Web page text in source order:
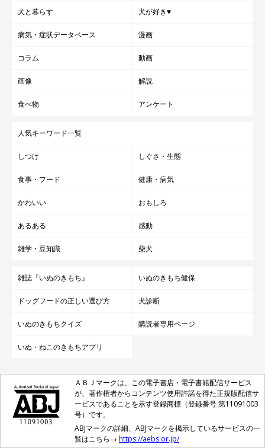
犬と暮らす 犬が好き♥
病気・症状データベース 漫画
コラム 動画
画像 解説
食べ物 アンケート
人気キーワード一覧
しつけ しぐさ・生態
食事・フード 健康・病気
かわいい おもしろ
あるある 感動
雑学・豆知識 柴犬
雑誌『いぬのきもち』 いぬのきもち健保
ドッグフードの正しい選び方 犬診断
いぬのきもちクイズ 購読者専用ページ
いぬ・ねこのきもちアプリ
ＡＢＪマークは、この電子書店・電子書籍配信サービス
が、著作権者からコンテンツ使用許諾を得た正規版配信サ
ービスであることを示す登録商標（登録番号 第11091003
号）です。
ABJマークの詳細、ABJマークを掲示しているサービスの一
覧はこちら→ https://aebs.or.jp/